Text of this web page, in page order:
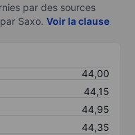
par des sources
Saxo. Voir la clause
44,00
44,15
44,95
44,35